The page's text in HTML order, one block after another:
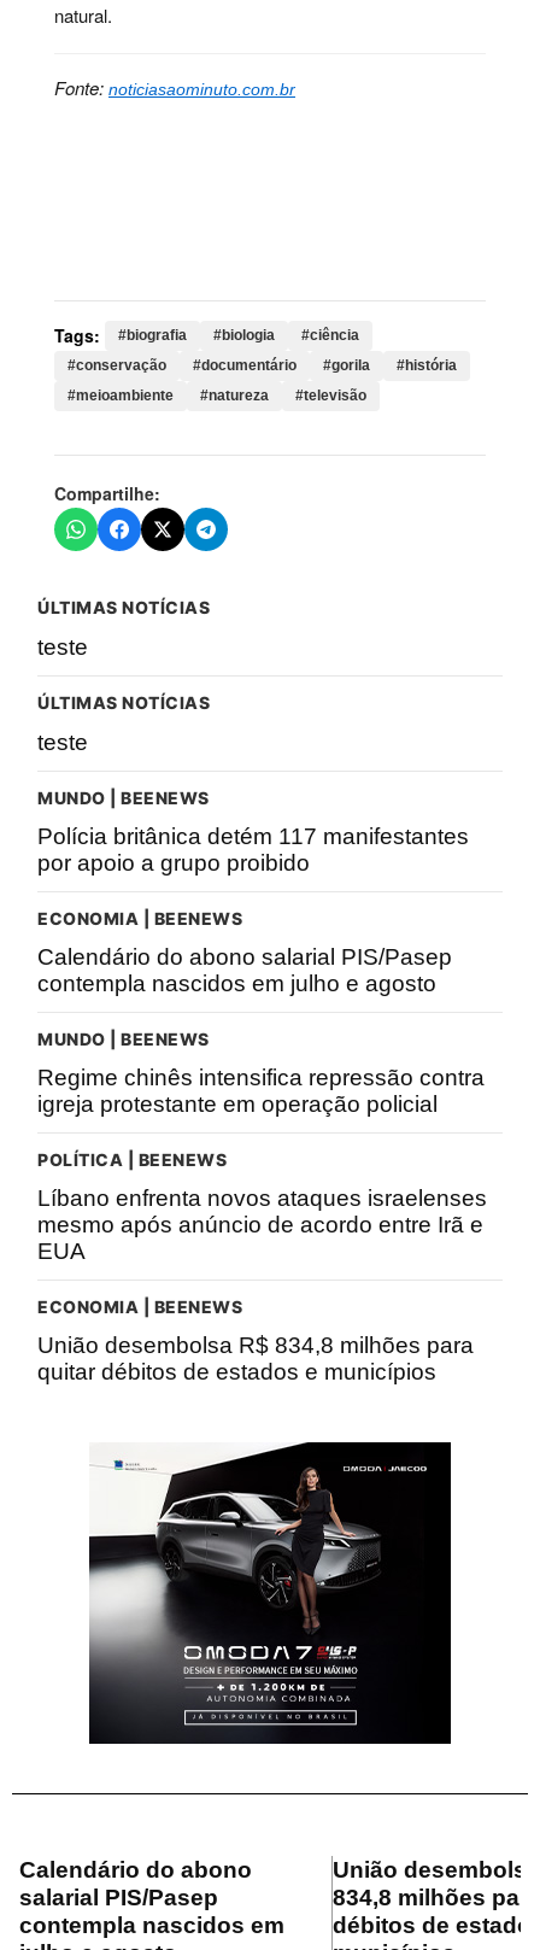
natural.
Fonte: noticiasaominuto.com.br
Tags: #biografia #biologia
#ciência
#conservação
#documentário #gorila
#história
#meioambiente
#natureza #televisão
Compartilhe:
ÚLTIMAS NOTÍCIAS
teste
ÚLTIMAS NOTÍCIAS
teste
MUNDO | BEENEWS
Polícia britânica detém 117 manifestantes
por apoio a grupo proibido
ECONOMIA | BEENEWS
Calendário do abono salarial PIS/Pasep
contempla nascidos em julho e agosto
MUNDO | BEENEWS
Regime chinês intensifica repressão contra
igreja protestante em operação policial
POLÍTICA | BEENEWS
Líbano enfrenta novos ataques israelenses
mesmo após anúncio de acordo entre Irã e
EUA
ECONOMIA | BEENEWS
União desembolsa R$ 834,8 milhões para
quitar débitos de estados e municípios
Calendário do abono
salarial PIS/Pasep
contempla nascidos em
União
834,8 milhões
débitos de